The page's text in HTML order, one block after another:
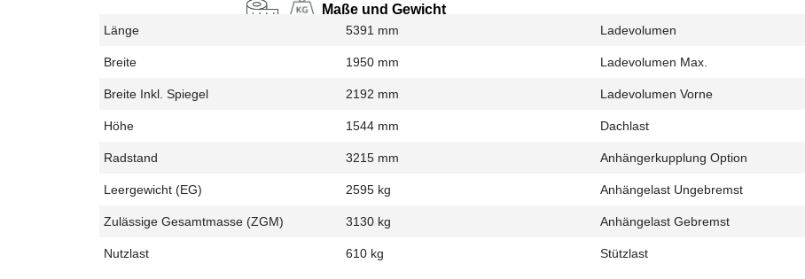
Maße und Gewicht
Länge 5391 mm
Breite 1950 mm
Breite Inkl. Spiegel 2192 mm
Höhe 1544 mm
Radstand 3215 mm
Leergewicht (EG) 2595 kg
Zulässige Gesamtmasse (zGM) 3130 kg
Nutzlast 610 kg
Ladevolumen
Ladevolumen Max.
Ladevolumen Vorne
Dachlast
Anhängerkupplung Option
Anhängelast Ungebremst
Anhängelast Gebremst
Stützlast